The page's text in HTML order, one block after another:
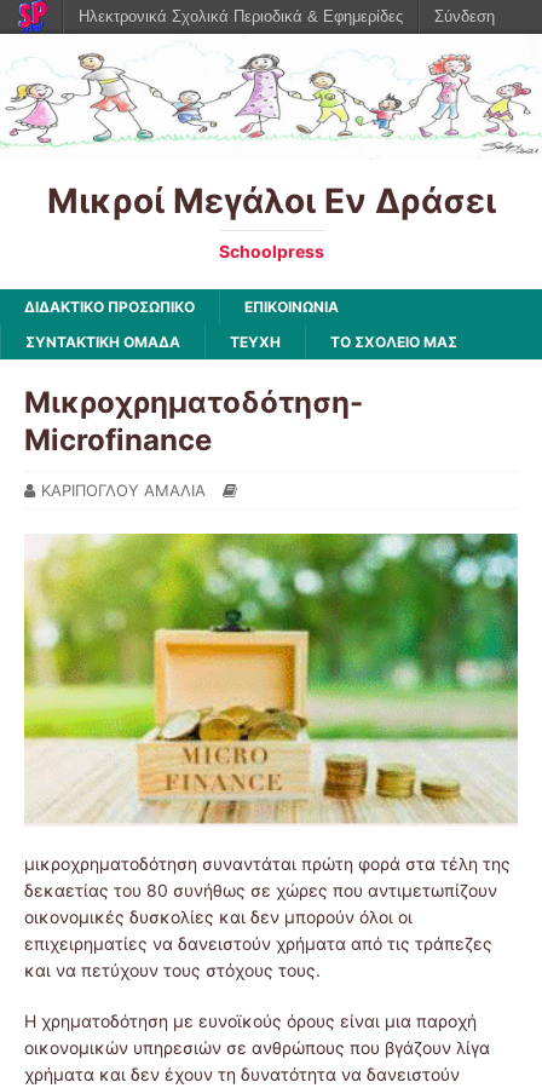
Μικροί Μεγάλοι Εν Δράσει
Schoolpress
ΔΙΔΑΚΤΙΚΟ ΠΡΟΣΩΠΙΚΟ
ΕΠΙΚΟΙΝΩΝΙΑ
ΣΥΝΤΑΚΤΙΚΗ ΟΜΑΔΑ
ΤΕΥΧΗ ΤΟ ΣΧΟΛΕΙΟ ΜΑΣ
Μικροχρηματοδότηση-
Microfinance
ΚΑΡΙΠΟΓΛΟΥ ΑΜΑΛΙΑ
μικροχρηματοδότηση συναντάται πρώτη φορά στα τέλη της
δεκαετίας του 80 συνήθως σε χώρες που αντιμετωπίζουν
οικονομικές δυσκολίες και δεν μπορούν όλοι οι
επιχειρηματίες να δανειστούν χρήματα από τις τράπεζες
και να πετύχουν τους στόχους τους.
Η χρηματοδότηση με ευνoϊκούς όρους είναι μια παροχή
οικονομικών υπηρεσιών σε ανθρώπους που βγάζουν λίγα
χρήματα και δεν έχουν τη δυνατότητα να δανειστούν
Ηλεκτρονικά Σχολικά Περιοδικά & Εφημερίδες Σύνδεση